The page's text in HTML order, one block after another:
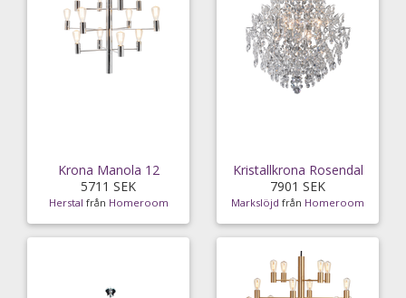
Krona Manola 12
5711 SEK
Herstal från Homeroom
Kristallkrona Rosendal
7901 SEK
Markslöjd från Homeroom